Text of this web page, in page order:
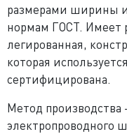
размерами ширины
нормам ГОСТ. Имеет
легированная,
которая
сертифицирована.
Метод производства
электропроводного